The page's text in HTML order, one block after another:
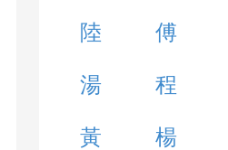
陸 傅
湯 程
黃 楊